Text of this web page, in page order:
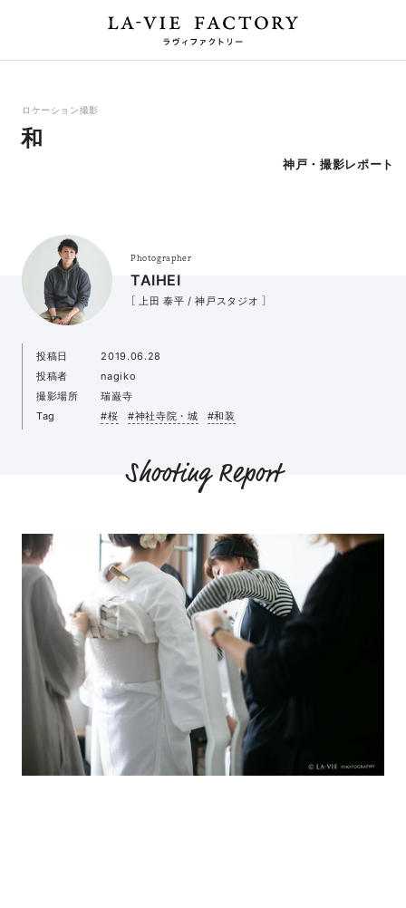
ロケーション撮影
和
神戸・撮影レポート
Photographer
TAIHEI
［ 上田 泰平 / 神戸スタジオ ］
投稿日
2019.06.28
投稿者
nagiko
撮影場所
瑞巌寺
Tag
#桜 #神社寺院・城 #和装
Shooting Report